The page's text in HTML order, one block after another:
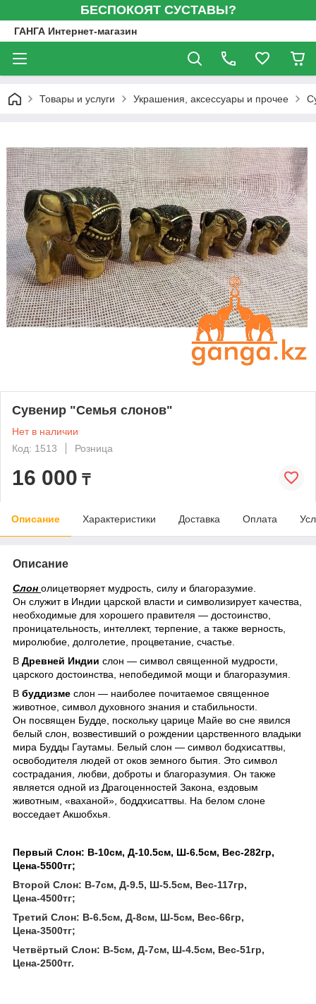
БЕСПОКОЯТ СУСТАВЫ?
ГАНГА Интернет-магазин
Товары и услуги Украшения, аксессуары и прочее
Сувенир "Семья слонов"
Нет в наличии
Код: 1513
Розница
16 000 ₸
Описание Характеристики Доставка Оплата
Описание
Слон олицетворяет мудрость, силу и благоразумие.
Он служит в Индии царской власти и символизирует качества,
необходимые для хорошего правителя — достоинство,
проницательность, интеллект, терпение, а также верность,
миролюбие, долголетие, процветание, счастье.
В Древней Индии слон — символ священной мудрости,
царского достоинства, непобедимой мощи и благоразумия.
В буддизме слон — наиболее почитаемое священное
животное, символ духовного знания и стабильности.
Он посвящен Будде, поскольку царице Майе во сне явился
белый слон, возвестивший о рождении царственного владыки
мира Будды Гаутамы. Белый слон — cимвол бодхисаттвы,
освободителя людей от оков земного бытия. Это символ
сострадания, любви, доброты и благоразумия. Он также
является одной из Драгоценностей Закона, ездовым
животным, «ваханой», боддхисаттвы. На белом слоне
восседает Акшобхья.
Первый Слон: В-10см, Д-10.5см, Ш-6.5см, Вес-282гр,
Цена-5500тг;
Второй Слон: В-7см, Д-9.5, Ш-5.5см, Вес-117гр,
Цена-4500тг;
Третий Слон: В-6.5см, Д-8см, Ш-5см, Вес-66гр,
Цена-3500тг;
Четвёртый Слон: В-5см, Д-7см, Ш-4.5см, Вес-51гр,
Цена-2500тг.